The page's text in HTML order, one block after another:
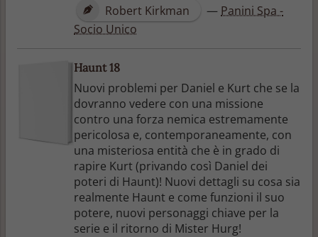
Robert Kirkman
— Panini Spa -
Socio Unico
Haunt 18
Nuovi problemi per Daniel e Kurt che se la
dovranno vedere con una missione
contro una forza nemica estremamente
pericolosa e, contemporaneamente, con
una misteriosa entità che è in grado di
rapire Kurt (privando così Daniel dei
poteri di Haunt)! Nuovi dettagli su cosa sia
realmente Haunt e come funzioni il suo
potere, nuovi personaggi chiave per la
serie e il ritorno di Mister Hurg!